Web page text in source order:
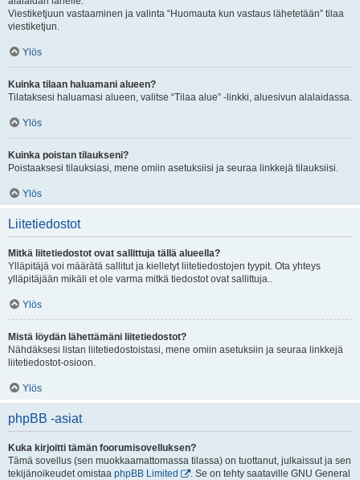
Viestiketjuun vastaaminen ja valinta “Huomauta kun vastaus lähetetään” tilaa
viestiketjun.
Ylös
Kuinka tilaan haluamani alueen?
Tilataksesi haluamasi alueen, valitse “Tilaa alue” -linkki, aluesivun alalaidassa.
Ylös
Kuinka poistan tilaukseni?
Poistaaksesi tilauksiasi, mene omiin asetuksiisi ja seuraa linkkejä tilauksiisi.
Ylös
Liitetiedostot
Mitkä liitetiedostot ovat sallittuja tällä alueella?
Ylläpitäjä voi määrätä sallitut ja kielletyt liitetiedostojen tyypit. Ota yhteys
ylläpitäjään mikäli et ole varma mitkä tiedostot ovat sallittuja..
Ylös
Mistä löydän lähettämäni liitetiedostot?
Nähdäksesi listan liitetiedostoistasi, mene omiin asetuksiin ja seuraa linkkejä
liitetiedostot-osioon.
Ylös
phpBB -asiat
Kuka kirjoitti tämän foorumisovelluksen?
Tämä sovellus (sen muokkaamattomassa tilassa) on tuottanut, julkaissut ja sen
tekijänoikeudet omistaa phpBB Limited
. Se on tehty saataville GNU General